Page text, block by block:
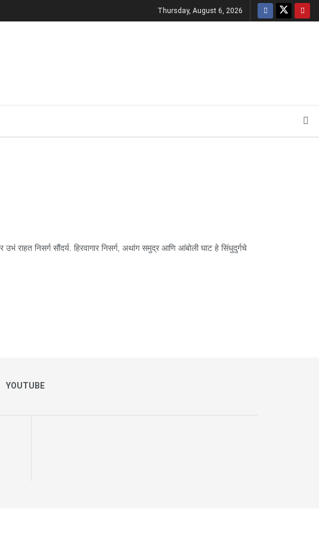
Thursday, August 6, 2026
निसर्ग सौंदर्य. हिरवागार निसर्ग, अथांग समुद्र आणि आंबोली घाट हे सिंधुदुर्गचे
YOUTUBE